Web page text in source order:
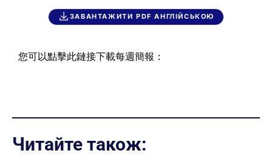
ЗАВАНТАЖИТИ PDF АНГЛІЙСЬКОЮ
您可以點擊此鏈接下載每週簡報：
Читайте також: